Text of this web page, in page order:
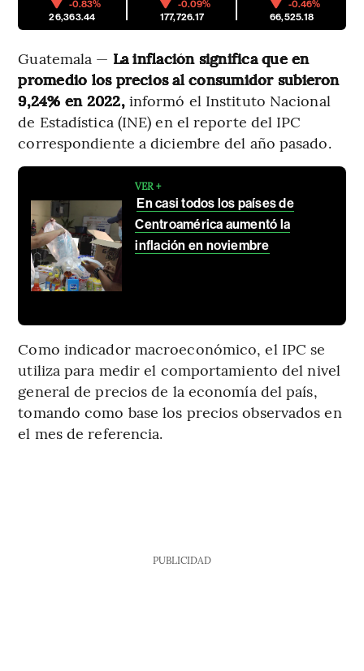
-0.83%
26,363.44
-0.09%
177,726.17
-0.46%
66,525.18
Guatemala — La inflación significa que en
promedio los precios al consumidor subieron
9,24% en 2022,informó el Instituto Nacional
de Estadística (INE) en el reporte del IPC
correspondiente a diciembre del año pasado.
VER +
En casi todos los países de
Centroamérica aumentó la
inflación en noviembre
Como indicador macroeconómico, el IPC se
utiliza para medir el comportamiento del nivel
general de precios de la economía del país,
tomando como base los precios observados en
el mes de referencia.
PUBLICIDAD